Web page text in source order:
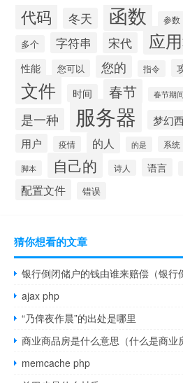
代码 冬天 函数 参数
多个 字符串 宋代 应
性能 您可以 您的 指令
文件 时间 春节 春节期间
是一种 服务器 梦幻
用户 疫情 的人 的是 系统
脚本 自己的 诗人 语言
配置文件 错误
猜你想看的文章
银行倒闭储户的钱由谁来赔偿（银行
ajax php
“乃俾夜作晨”的出处是哪里
商业商品房是什么意思（什么是商业
memcache php